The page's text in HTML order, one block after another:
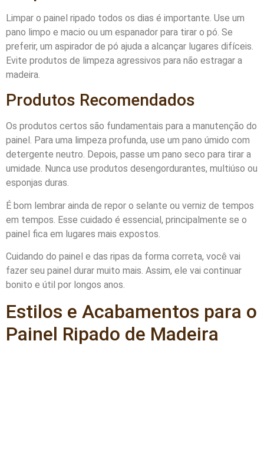
Limpar o painel ripado todos os dias é importante. Use um
pano limpo e macio ou um espanador para tirar o pó. Se
preferir, um aspirador de pó ajuda a alcançar lugares difíceis.
Evite produtos de limpeza agressivos para não estragar a
madeira.
Produtos Recomendados
Os produtos certos são fundamentais para a manutenção do
painel. Para uma limpeza profunda, use um pano úmido com
detergente neutro. Depois, passe um pano seco para tirar a
umidade. Nunca use produtos desengordurantes, multiúso ou
esponjas duras.
É bom lembrar ainda de repor o selante ou verniz de tempos
em tempos. Esse cuidado é essencial, principalmente se o
painel fica em lugares mais expostos.
Cuidando do painel e das ripas da forma correta, você vai
fazer seu painel durar muito mais. Assim, ele vai continuar
bonito e útil por longos anos.
Estilos e Acabamentos para o
Painel Ripado de Madeira